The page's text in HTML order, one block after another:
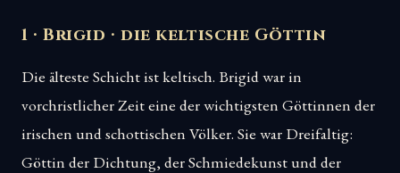
1 · Brigid · die keltische Göttin
Die älteste Schicht ist keltisch. Brigid war in
vorchristlicher Zeit eine der wichtigsten Göttinnen der
irischen und schottischen Völker. Sie war Dreifaltig:
Göttin der Dichtung, der Schmiedekunst und der